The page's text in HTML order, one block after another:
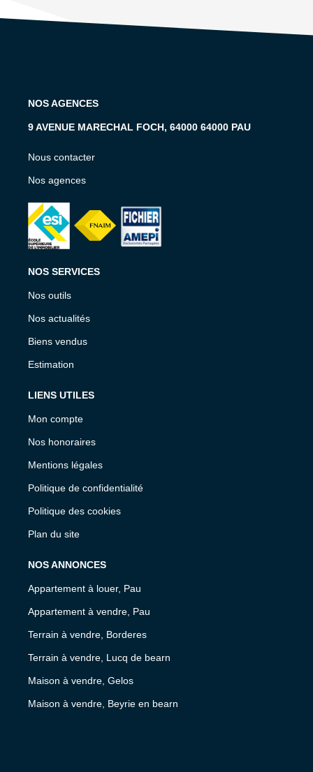
NOS AGENCES
9 AVENUE MARECHAL FOCH, 64000 64000 PAU
Nous contacter
Nos agences
NOS SERVICES
Nos outils
Nos actualités
Biens vendus
Estimation
LIENS UTILES
Mon compte
Nos honoraires
Mentions légales
Politique de confidentialité
Politique des cookies
Plan du site
NOS ANNONCES
Appartement à louer, Pau
Appartement à vendre, Pau
Terrain à vendre, Borderes
Terrain à vendre, Lucq de bearn
Maison à vendre, Gelos
Maison à vendre, Beyrie en bearn